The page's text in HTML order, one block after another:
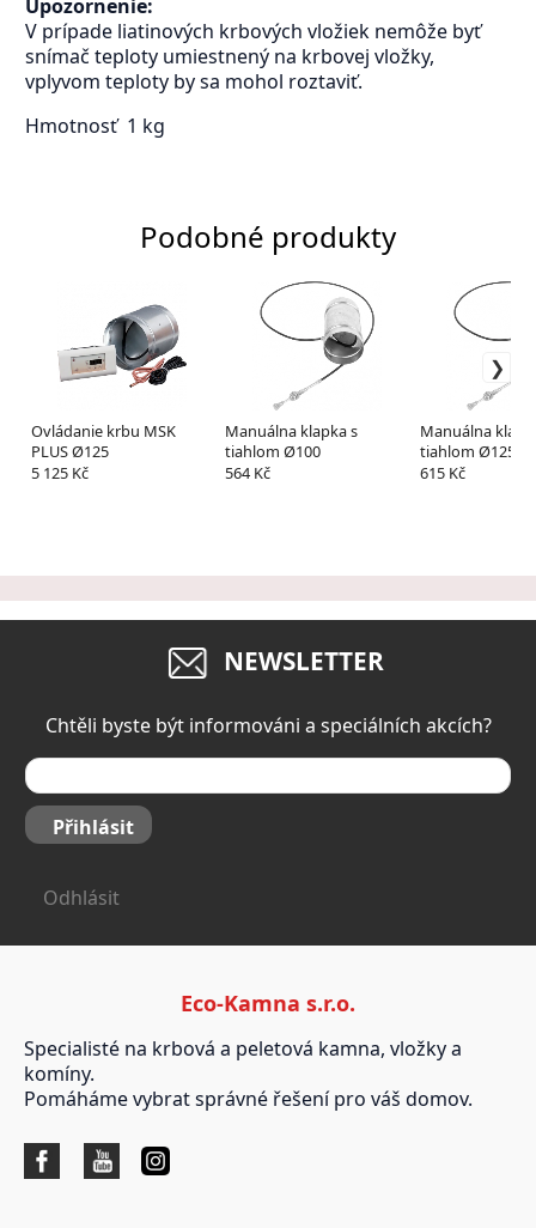
Upozornenie:
V prípade liatinových krbových vložiek nemôže byť
snímač teploty umiestnený na krbovej vložky,
vplyvom teploty by sa mohol roztaviť.
Hmotnosť 1 kg
Podobné produkty
Ovládanie krbu MSK
PLUS Ø125
5 125 Kč
Manuálna klapka s
tiahlom Ø100
564 Kč
Manuálna
tiahlom Ø125
615 Kč
NEWSLETTER
Chtěli byste být informováni a speciálních akcích?
Přihlásit
Odhlásit
Eco-Kamna s.r.o.
Specialisté na krbová a peletová kamna, vložky a
komíny.
Pomáháme vybrat správné řešení pro váš domov.